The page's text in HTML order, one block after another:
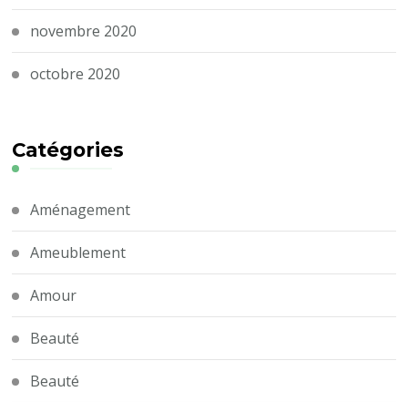
novembre 2020
octobre 2020
Catégories
Aménagement
Ameublement
Amour
Beauté
Beauté